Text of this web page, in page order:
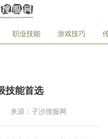
职业技能 游戏技巧
技能首选
来源：子沙搜服网